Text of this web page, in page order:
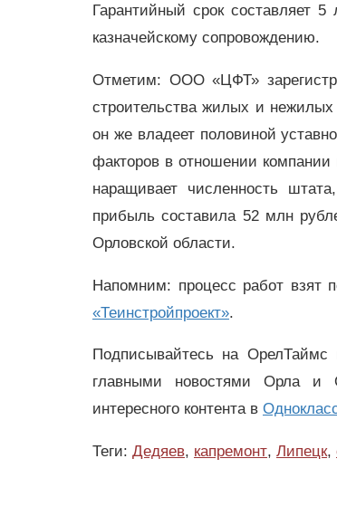
Гарантийный срок составляет
казначейскому сопровождению.
Отметим: ООО «ЦФТ»
строительства жилых и
он же владеет половиной
факторов в отношении компании
наращивает численность
прибыль составила 52 млн
Орловской области.
Напомним: процесс работ взят
«Теинстройпроект».
Подписывайтесь на ОрелТаймс
главными новостями Орла и
интересного контента в
Теги: Дедяев, капремонт, Липецк,